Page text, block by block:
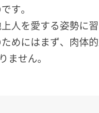
す。
人を愛する姿勢に
めにはまず、肉体
せん。